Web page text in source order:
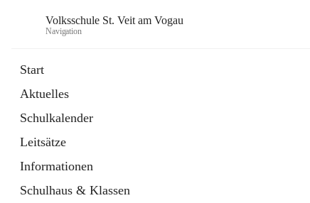
Volksschule St. Veit am Vogau
Navigation
Start
Aktuelles
Schulkalender
Leitsätze
Informationen
Schulhaus & Klassen